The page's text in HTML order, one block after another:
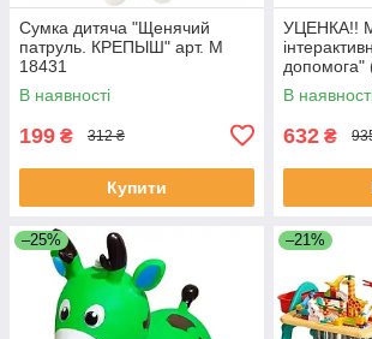
Сумка дитяча "Щенячий
патруль. КРЕПЫШ" арт. M
18431
В наявності
199 ₴ 312 ₴
Купити
УЦЕНКА!!
допомога"
арт. 46349
В
632 ₴
–25% –21%